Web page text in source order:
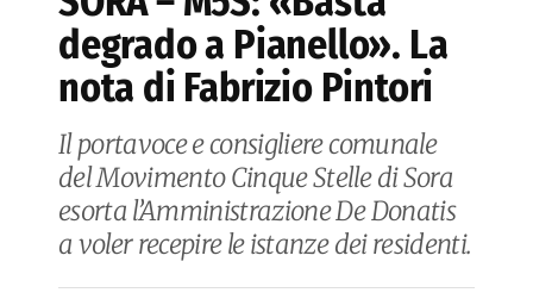
degrado a Pianello». La
nota di Fabrizio Pintori
Il portavoce e consigliere comunale
del Movimento Cinque Stelle di Sora
esorta l’Amministrazione De Donatis
a voler recepire le istanze dei residenti.